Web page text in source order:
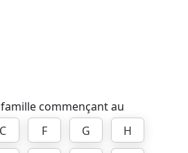
commençant au
C F G
H